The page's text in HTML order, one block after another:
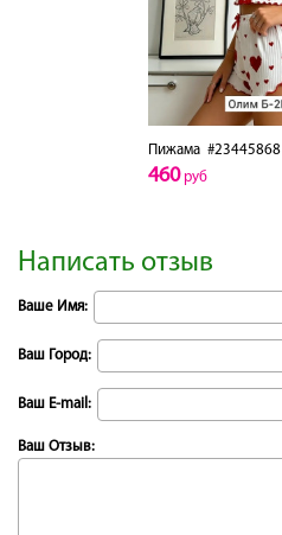
Пижама#23445868
460руб
Написать отзыв
Ваше Имя:
Ваш Город:
Ваш E-mail:
Ваш Отзыв: